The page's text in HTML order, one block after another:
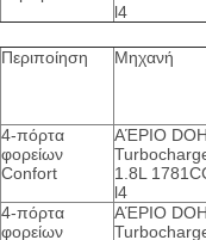
l4
Περιποίηση Μηχανή
4-πόρτα
φορείων
Confort
ΑΈΡΙΟ
1.8L
l4
4-πόρτα
φορείων
ΑΈΡΙΟ